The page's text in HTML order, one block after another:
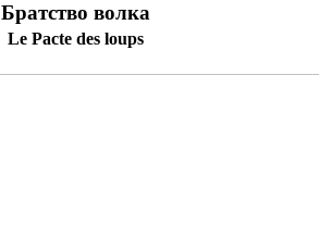
Братство волка
Le Pacte des loups